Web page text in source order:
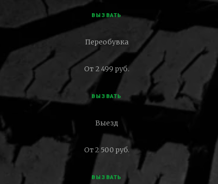
ВЫЗВАТЬ
Переобувка
От 2 499 руб.
ВЫЗВАТЬ
Выезд
От 2 500 руб.
ВЫЗВАТЬ